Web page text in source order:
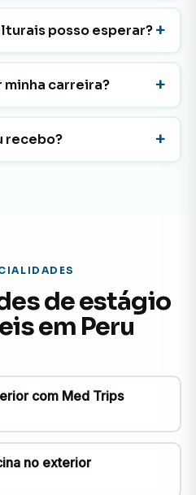
posso esperar?
minha carreira?
recebo?
de estágio
em Peru
com Med Trips
no exterior